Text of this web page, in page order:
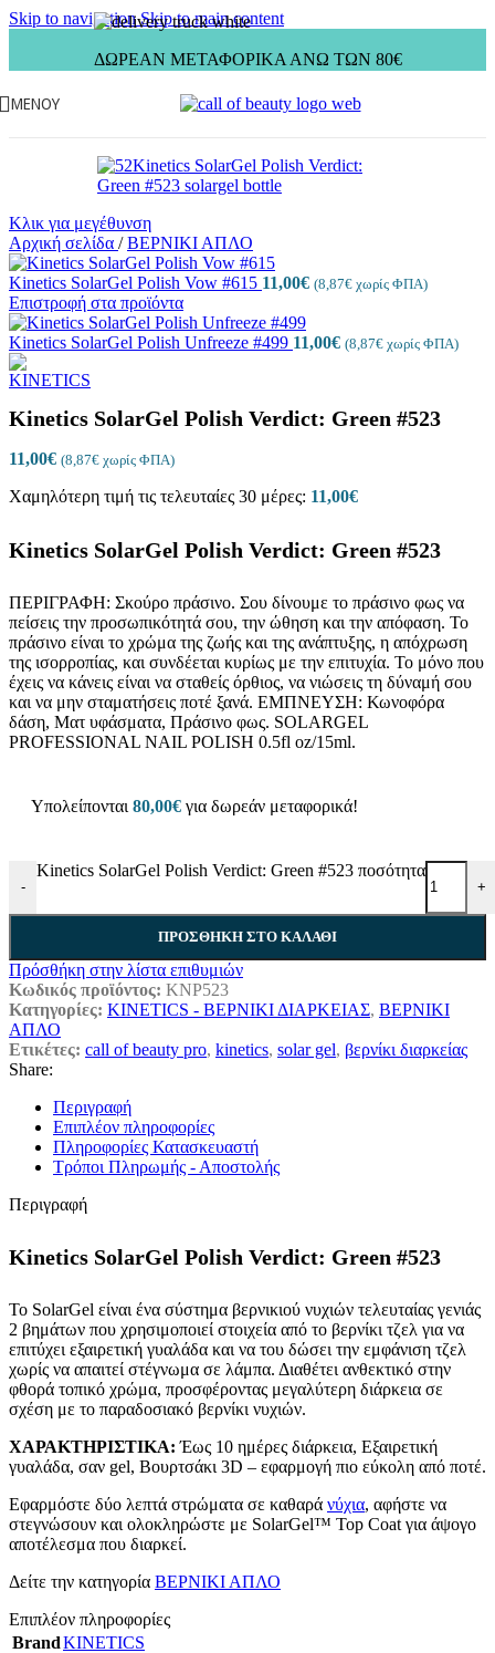
Skip to navigationSkip to main content
ΔΩΡΕΑΝ ΜΕΤΑΦΟΡΙΚΑ ΑΝΩ ΤΩΝ 80€
ΜΕΝΟΎ
Κλικ για μεγέθυνση
Αρχική σελίδα / ΒΕΡΝΙΚΙ ΑΠΛΟ
Kinetics SolarGel Polish Vow #615 11,00€ (8,87€ χωρίς ΦΠΑ)
Επιστροφή στα προϊόντα
Kinetics SolarGel Polish Unfreeze #499 11,00€ (8,87€ χωρίς ΦΠΑ)
Kinetics SolarGel Polish Verdict: Green #523
11,00€ (8,87€ χωρίς ΦΠΑ)
Χαμηλότερη τιμή τις τελευταίες 30 μέρες: 11,00€
Kinetics SolarGel Polish Verdict: Green #523
ΠΕΡΙΓΡΑΦΗ: Σκούρο πράσινο. Σου δίνουμε το πράσινο φως να
πείσεις την προσωπικότητά σου, την ώθηση και την απόφαση. Το
πράσινο είναι το χρώμα της ζωής και της ανάπτυξης, η απόχρωση
της ισορροπίας, και συνδέεται κυρίως με την επιτυχία. Το μόνο που
έχεις να κάνεις είναι να σταθείς όρθιος, να νιώσεις τη δύναμή σου
και να μην σταματήσεις ποτέ ξανά. ΕΜΠΝΕΥΣΗ: Κωνοφόρα
δάση, Ματ υφάσματα, Πράσινο φως. SOLARGEL
PROFESSIONAL NAIL POLISH 0.5fl oz/15ml.
Υπολείπονται 80,00€ για δωρεάν μεταφορικά!
-
Kinetics SolarGel Polish Verdict: Green #523 ποσότητα
+
ΠΡΟΣΘΉΚΗ ΣΤΟ ΚΑΛΆΘΙ
Πρόσθήκη στην λίστα επιθυμιών
Κωδικός προϊόντος: KNP523
Κατηγορίες: KINETICS - ΒΕΡΝΙΚΙ ΔΙΑΡΚΕΙΑΣ, ΒΕΡΝΙΚΙ
ΑΠΛΟ
Ετικέτες: call of beauty pro, kinetics, solar gel, βερνίκι διαρκείας
Share:
Περιγραφή
Επιπλέον πληροφορίες
Πληροφορίες Κατασκευαστή
Τρόποι Πληρωμής - Αποστολής
Περιγραφή
Kinetics SolarGel Polish Verdict: Green #523
Το SolarGel είναι ένα σύστημα βερνικιού νυχιών τελευταίας γενιάς
2 βημάτων που χρησιμοποιεί στοιχεία από το βερνίκι τζελ για να
επιτύχει εξαιρετική γυαλάδα και να του δώσει την εμφάνιση τζελ
χωρίς να απαιτεί στέγνωμα σε λάμπα. Διαθέτει ανθεκτικό στην
φθορά τοπικό χρώμα, προσφέροντας μεγαλύτερη διάρκεια σε
σχέση με το παραδοσιακό βερνίκι νυχιών.
ΧΑΡΑΚΤΗΡΙΣΤΙΚΑ: Έως 10 ημέρες διάρκεια, Εξαιρετική
γυαλάδα, σαν gel, Βουρτσάκι 3D – εφαρμογή πιο εύκολη από ποτέ.
Εφαρμόστε δύο λεπτά στρώματα σε καθαρά νύχια, αφήστε να
στεγνώσουν και ολοκληρώστε με SolarGel™ Top Coat για άψογο
αποτέλεσμα που διαρκεί.
Δείτε την κατηγορία ΒΕΡΝΙΚΙ ΑΠΛΟ
Επιπλέον πληροφορίες
BrandKINETICS